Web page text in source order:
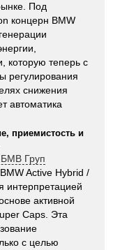
Под
концерн BMW
которую теперь с
регулирования
снижения
автоматика
приемистость и
Груп
Active Hybrid /
интерпретацией
активной
Caps. Эта
с целью